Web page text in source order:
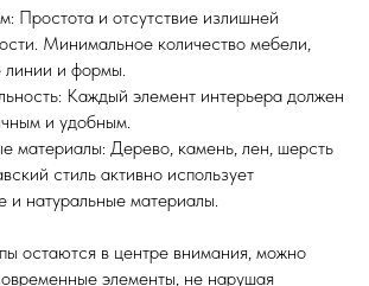
Простота и отсутствие излишней
Минимальное количество мебели,
линии и формы.
Каждый элемент интерьера должен
и удобным.
материалы: Дерево, камень, лен, шерсть
стиль активно использует
и натуральные материалы.
остаются в центре внимания, можно
элементы, не нарушая